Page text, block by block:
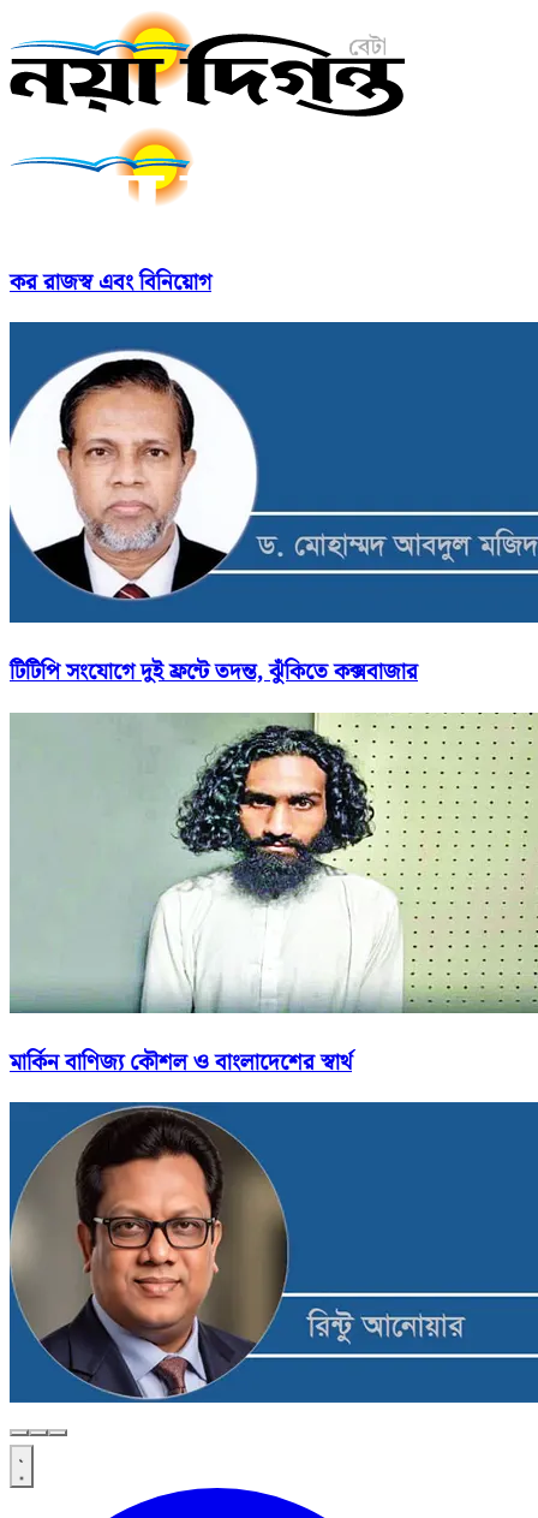
কর রাজস্ব এবং বিনিয়োগ
টিটিপি সংযোগে দুই ফ্রন্টে তদন্ত, ঝুঁকিতে কক্সবাজার
মার্কিন বাণিজ্য কৌশল ও বাংলাদেশের স্বার্থ